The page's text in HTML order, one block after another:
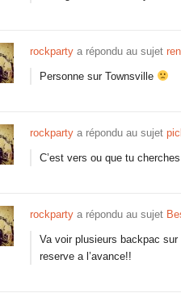
rockparty a répondu au sujet
Personne sur Townsville
rockparty a répondu au sujet
C’est vers ou que tu
rockparty a répondu au sujet
Va voir plusieurs backpac
reserve a l’avance!!